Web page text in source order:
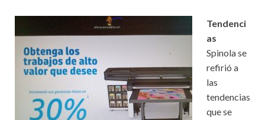
Tendenci
as
Spinola se
refirió a
las
tendencias
que se